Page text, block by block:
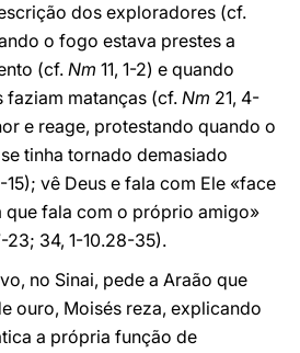
dos exploradores (cf.
o fogo estava prestes a
(cf. Nm 11, 1-2) e quando
faziam matanças (cf. Nm 21, 4-
e reage, protestando quando o
tinha tornado demasiado
15); vê Deus e fala com Ele «face
que fala com o próprio amigo»
23; 34, 1-10.28-35).
no Sinai, pede a Araão que
ouro, Moisés reza, explicando
a própria função de